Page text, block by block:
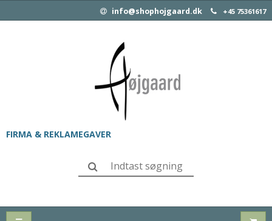
info@shophojgaard.dk +45 75361617
FIRMA & REKLAMEGAVER